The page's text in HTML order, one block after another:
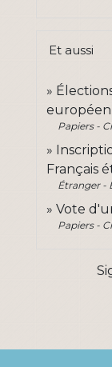
Et aussi
européen
Papiers -
Français
Étranger -
Vote
Papiers -